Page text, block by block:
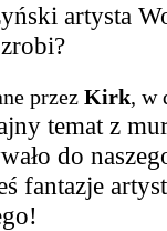
artysta
przez Kirk, w
temat z
do
fantazje